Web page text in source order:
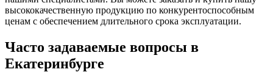
высококачественную продукцию по конкурентоспособным
ценам с обеспечением длительного срока эксплуатации.
Часто задаваемые вопросы в
Екатеринбурге